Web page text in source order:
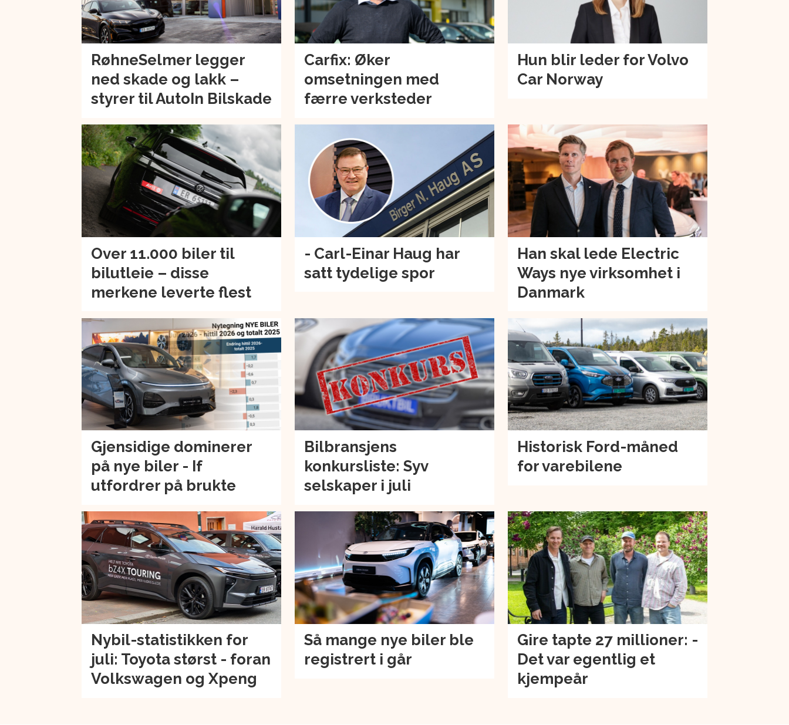
RøhneSelmer legger
ned skade og lakk –
styrer til AutoIn Bilskade
Carfix: Øker
omsetningen med
færre verksteder
Hun blir leder for Volvo
Car Norway
Over 11.000 biler til
bilutleie – disse
merkene leverte flest
- Carl-Einar Haug har
satt tydelige spor
Han skal lede Electric
Ways nye virksomhet i
Danmark
Gjensidige dominerer
på nye biler - If
utfordrer på brukte
Bilbransjens
konkursliste: Syv
selskaper i juli
Historisk Ford-måned
for varebilene
Nybil-statistikken for
juli: Toyota størst - foran
Volkswagen og Xpeng
Så mange nye biler ble
registrert i går
Gire tapte 27 millioner: -
Det var egentlig et
kjempeår